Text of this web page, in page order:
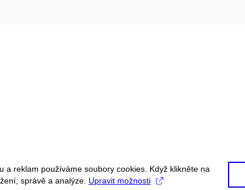
a reklam používáme soubory cookies. Když klikněte na
správě a analýze. Upravit možnosti